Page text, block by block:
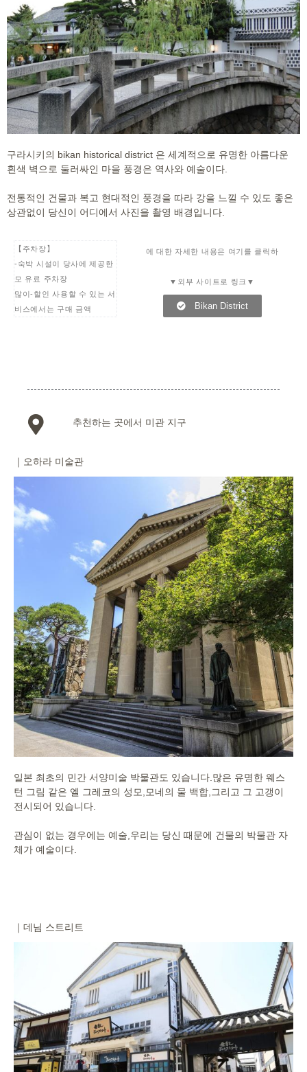
구라시키의 bikan historical district 은 세계적으로 유명한 아름다운
흰색 벽으로 둘러싸인 마을 풍경은 역사와 예술이다.
전통적인 건물과 복고 현대적인 풍경을 따라 강을 느낄 수 있도 좋은
상관없이 당신이 어디에서 사진을 촬영 배경입니다.
【주차장】
-숙박 시설이 당사에 제공한
모 유료 주차장
많이-할인 사용할 수 있는 서
비스에서는 구매 금액
에 대한 자세한 내용은 여기를 클릭하
▼외부 사이트로 링크▼
Bikan District
추천하는 곳에서 미관 지구
｜오하라 미술관
일본 최초의 민간 서양미술 박물관도 있습니다.많은 유명한 웨스
턴 그림 같은 엘 그레코의 성모,모네의 물 백합,그리고 그 고갱이
전시되어 있습니다.
관심이 없는 경우에는 예술,우리는 당신 때문에 건물의 박물관 자
체가 예술이다.
｜데님 스트리트